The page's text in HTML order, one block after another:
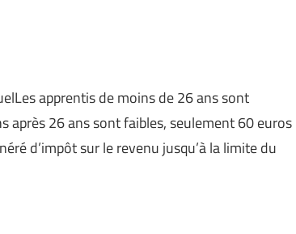
apprentis de moins de 26 ans sont
après 26 ans sont faibles, seulement 60 euros
d’impôt sur le revenu jusqu’à la limite du